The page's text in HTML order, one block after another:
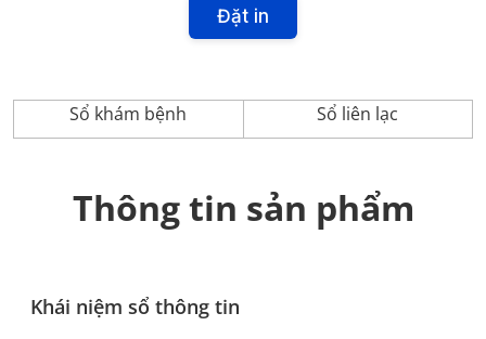
Đặt in
Sổ khám bệnh Sổ liên lạc
Thông tin sản phẩm
Khái niệm sổ thông tin